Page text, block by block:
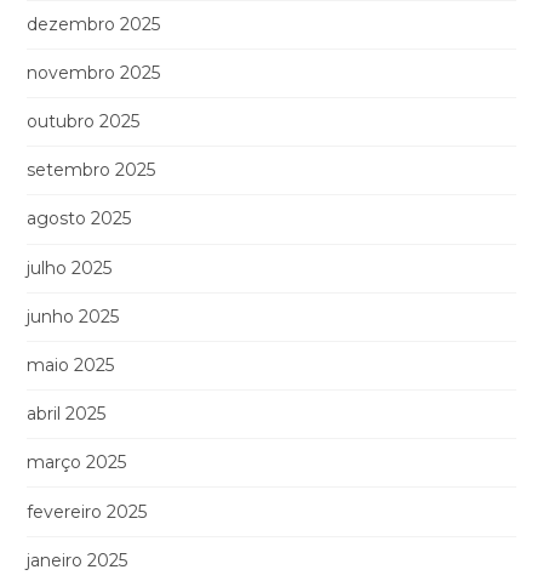
dezembro 2025
novembro 2025
outubro 2025
setembro 2025
agosto 2025
julho 2025
junho 2025
maio 2025
abril 2025
março 2025
fevereiro 2025
janeiro 2025